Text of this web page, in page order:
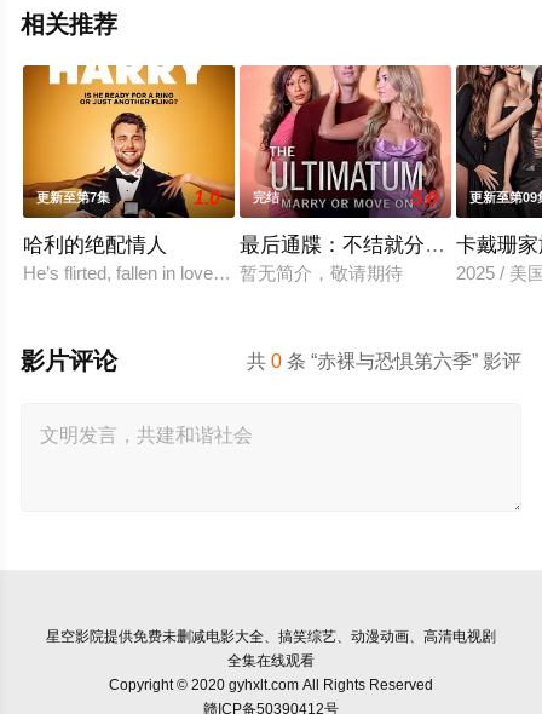
相关推荐
更新至第7集 1.0
哈利的绝配情人
He’s flirted, fallen in love, hooked up, and broken up. He’s eve
完结 5.0
最后通牒：不结就分 第四季
暂无简介，敬请期待
更新至第09
卡戴珊
2025 / 美
共0 条 “赤裸与恐惧第六季” 影评
影片评论
星空影院提供免费未删减电影大全、搞笑综艺、动漫动画、高清电视剧
全集在线观看
Copyright © 2020 gyhxlt.com All Rights Reserved
赣ICP备50390412号